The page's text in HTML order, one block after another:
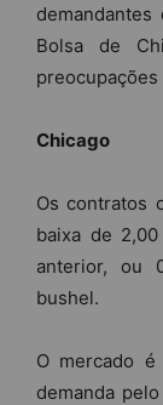
Bolsa de
preocupações
Chicago
Os contratos
baixa de
anterior, ou
bushel.
O mercado
demanda